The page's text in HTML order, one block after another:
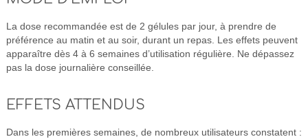
La dose recommandée est de 2 gélules par jour, à prendre de
préférence au matin et au soir, durant un repas. Les effets peuvent
apparaître dès 4 à 6 semaines d’utilisation régulière. Ne dépassez
pas la dose journalière conseillée.
EFFETS ATTENDUS
Dans les premières semaines, de nombreux utilisateurs constatent :